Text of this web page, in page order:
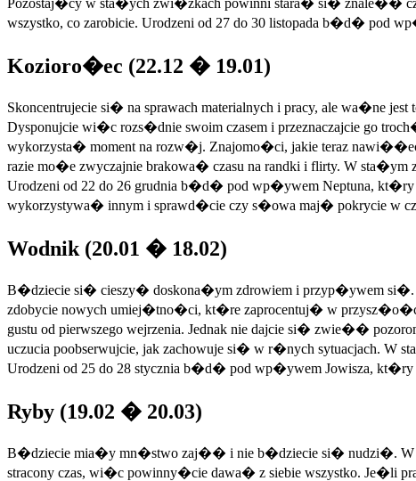
Pozostaj�cy w sta�ych zwi�zkach powinni stara� si� znale��
wszystko, co zarobicie. Urodzeni od 27 do 30 listopada b�d� pod
Kozioro�ec (22.12 � 19.01)
Skoncentrujecie si� na sprawach materialnych i pracy, ale wa�ne
Dysponujcie wi�c rozs�dnie swoim czasem i przeznaczajcie go
wykorzysta� moment na rozw�j. Znajomo�ci, jakie teraz
razie mo�e zwyczajnie brakowa� czasu na randki i flirty. W
Urodzeni od 22 do 26 grudnia b�d� pod wp�ywem Neptuna,
wykorzystywa� innym i sprawd�cie czy s�owa maj� pokrycie w
Wodnik (20.01 � 18.02)
B�dziecie si� cieszy� doskona�ym zdrowiem i przyp�ywem
zdobycie nowych umiej�tno�ci, kt�re zaprocentuj� w
gustu od pierwszego wejrzenia. Jednak nie dajcie si� zwie��
uczucia poobserwujcie, jak zachowuje si� w r�nych sytuacjach.
Urodzeni od 25 do 28 stycznia b�d� pod wp�ywem Jowisza,
Ryby (19.02 � 20.03)
B�dziecie mia�y mn�stwo zaj�� i nie b�dziecie si� nudzi�. W
stracony czas, wi�c powinny�cie dawa� z siebie wszystko. Je�li